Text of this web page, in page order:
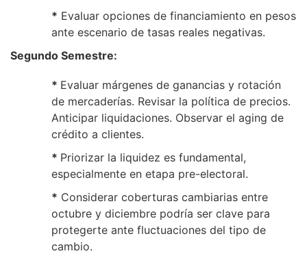
* Evaluar opciones de financiamiento en pesos
ante escenario de tasas reales negativas.
Segundo Semestre:
* Evaluar márgenes de ganancias y rotación
de mercaderías. Revisar la política de precios.
Anticipar liquidaciones. Observar el aging de
crédito a clientes.
* Priorizar la liquidez es fundamental,
especialmente en etapa pre-electoral.
* Considerar coberturas cambiarias entre
octubre y diciembre podría ser clave para
protegerte ante fluctuaciones del tipo de
cambio.